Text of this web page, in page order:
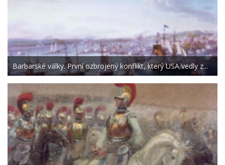
Barbarské války. První ozbrojený konflikt, který USA vedly z...